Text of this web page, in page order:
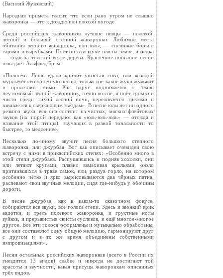
(Василий Жуковский)
Народная примета гласит, что если рано ут­ром не слышно
жаворонка — это к дождю или плохой погоде.
Среди российских жаворонков лучшие пев­цы — полевой,
лесной и большой степной жаво­ронки. Любимые места
обитания лесного жаво­ронка, или юлы, — сосновые боры с
гарями и вырубками. Поёт он в воздухе или на земле, изредка
— сидя на толстой ветке дерева. Красоч­ное описание песни
юлы даёт Альфред Брэм:
«Полночь. Лишь вдали кричит ушастая сова, или козодой
мурлычет свою ночную песню; толь­ко кое-какие жуки жужжат
и пролетают мимо. Как вдруг поднимается с земли
неутомимый лесной жаворонок, точно во сне, и поёт громко и
чисто среди тихой лесной ночи, переливается трелями и
взвивается к сверкающим звёздам». В песне юлы нет ни одного
резкого звука, вся она состоит из чистых, мягких флейтовых
зву­ков (их порой передают как «юль-юль-юль» — отсюда и
название этой птицы), звучащих в разной тональности то
быстрее, то медленнее.
Несколько по-иному звучит песня большого степного
жаворонка, или джурбая. Вот как опи­сывает очевидец свою
встречу с ними в прикас­пийских степях: «Особенно много в
этой степи джурбаев. Распушившись и подняв хохолки, они
или летают кругами, плавно взмахивая крыльями, около
притаившихся в траве самок, или, раздув горло, на котором
особенно чётко и ярко вырисовываются два чёрных пятна,
распе­вают свои звучные мелодии, сидя где-нибудь у обочины
дороги.
В песне джурбая, как в каком-то сказочном фокусе,
собираются все звуки, все голоса степи. Здесь и звонкий крик
авдотки, и трель полевого жаворонка, и грустные ноты
зуйков, и пре­рывистые свисты сусликов, и ещё многое-многое
другое. Все эти голоса оформлены и музыкально обработаны,
все они составляют одну общую ме­лодию, гармонируют друг
с другом и в то же время объединены собственными
импровизациями».
Песни остальных российских жаворонков (все­го в России их
гнездится 13 видов) слабее и никогда не достигают той
красоты и звучности, какая присуща жаворонкам описанных
трёх видов.